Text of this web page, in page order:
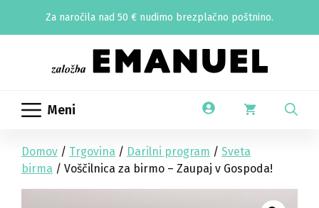
Za naročila nad 50 € nudimo brezplačno poštnino.
Meni
Domov / Trgovina / Darilni program / Sveta
birma / Voščilnica za birmo – Zaupaj v Gospoda!